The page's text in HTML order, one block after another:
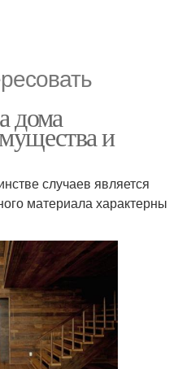
дома
и
случаев является
материала характерны